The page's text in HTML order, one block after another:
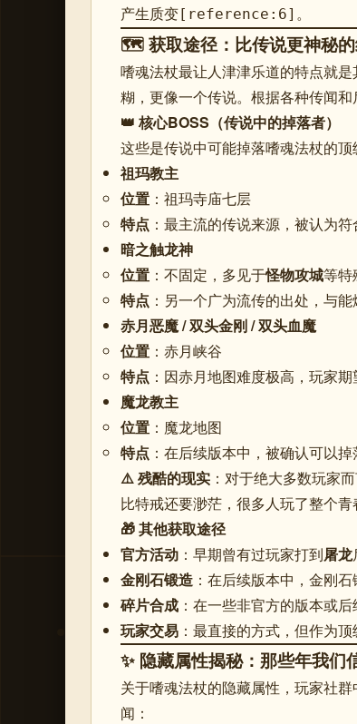
产生质变[reference:6]。
🗺️ 获取途径：比传说更神秘
嗜魂法杖最让人津津乐道的特点就是
糊，更像一个传说。根据各种传闻
👑 核心BOSS（传说中的掉落者）
这些是传说中可能掉落嗜魂法杖的
祖玛教主
位置 ：祖玛寺庙七层
特点 ：最主流的传说来源，被认为
暗之触龙神
位置 ：不固定，多见于怪物攻城等特
特点 ：另一个广为流传的出处，与
赤月恶魔 / 双头金刚 / 双头血魔
位置 ：赤月峡谷
特点 ：因赤月地图难度极高，玩家
魔龙教主
位置 ：魔龙地图
特点 ：在后续版本中，被确认可以
⚠️ 残酷的现实 ：对于绝大多数玩家
比特戒还要渺茫 ，很多人玩了整个
🎁 其他获取途径
官方活动 ：早期曾有过玩家打到屠龙
金刚石锻造 ：在后续版本中，金刚
碎片合成 ：在一些非官方的版本或
玩家交易 ：最直接的方式，但作为
✨ 隐藏属性揭秘：那些年我们
关于嗜魂法杖的隐藏属性，玩家社
闻：